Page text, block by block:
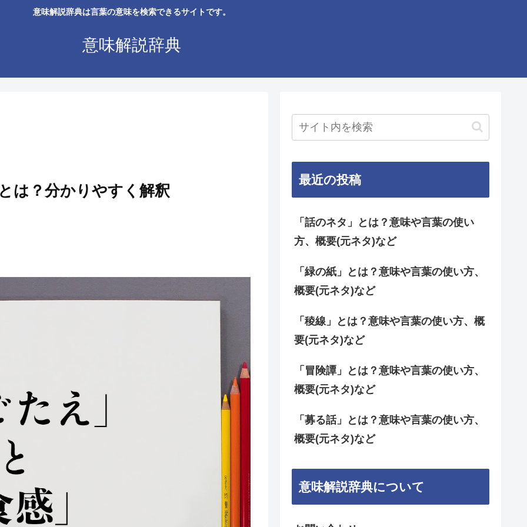
意味解説辞典は言葉の意味を検索できるサイトです。
意味解説辞典
は？分かりやすく解釈
最近の投稿
「話のネタ」とは？意味や言葉の使い
方、概要(元ネタ)など
「緑の紙」とは？意味や言葉の使い方、
概要(元ネタ)など
「稜線」とは？意味や言葉の使い方、概
要(元ネタ)など
「冒険譚」とは？意味や言葉の使い方、
概要(元ネタ)など
「募る話」とは？意味や言葉の使い方、
概要(元ネタ)など
意味解説辞典について